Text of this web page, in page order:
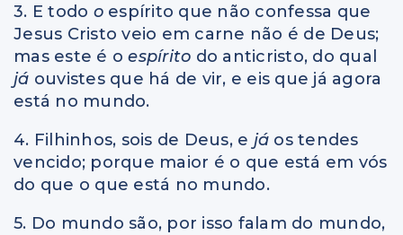
3. E todo o espírito que não confessa que
Jesus Cristo veio em carne não é de Deus;
mas este é oespírito do anticristo, do qual
já ouvistes que há de vir, e eis que já agora
está no mundo.
4. Filhinhos, sois de Deus, e já os tendes
vencido; porque maior é o que está em vós
do que o que está no mundo.
5. Do mundo são, por isso falam do mundo,